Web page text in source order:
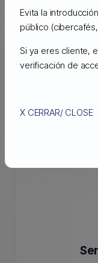
Supervisa de
Evita la
público
Si ya eres cliente,
verificación de
X CERRAR/ CLOSE